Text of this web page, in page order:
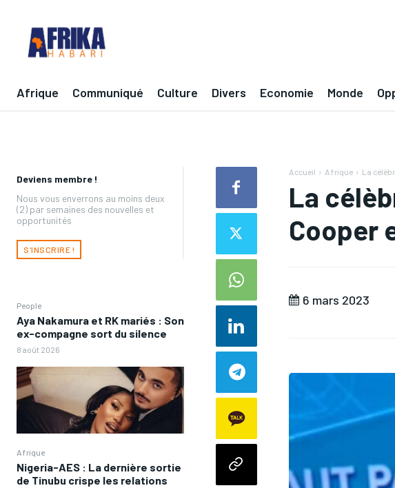
Afrique Communiqué Culture Divers Economie Monde
Deviens membre !
Nous vous enverrons au moins deux
(2) par semaines des nouvelles et
opportunités
S'INSCRIRE !
People
Aya Nakamura et RK mariés : Son
ex-compagne sort du silence
8 août 2026
Afrique
Nigeria-AES : La dernière sortie
de Tinubu crispe les relations
Accueil Afrique La
La
Cooper
6 mars 2023